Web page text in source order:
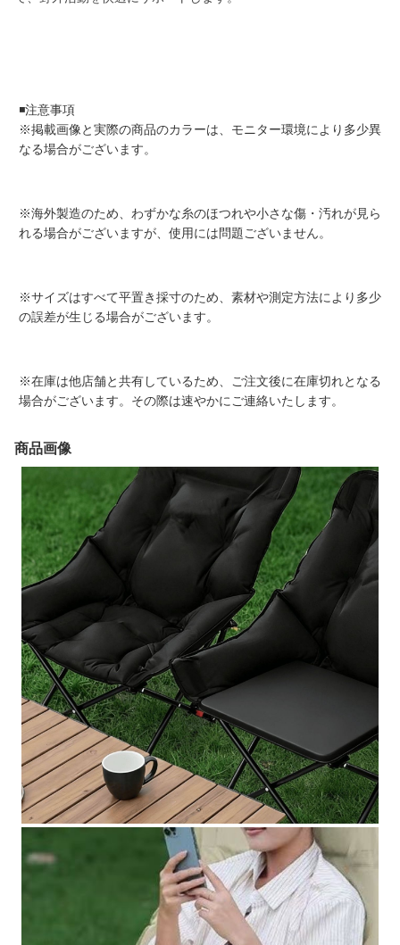
◾️注意事項
※掲載画像と実際の商品のカラーは、モニター環境により多少異
なる場合がございます。
※海外製造のため、わずかな糸のほつれや小さな傷・汚れが見ら
れる場合がございますが、使用には問題ございません。
※サイズはすべて平置き採寸のため、素材や測定方法により多少
の誤差が生じる場合がございます。
※在庫は他店舗と共有しているため、ご注文後に在庫切れとなる
場合がございます。その際は速やかにご連絡いたします。
商品画像